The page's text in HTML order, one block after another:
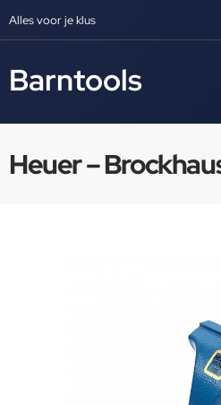
Alles voor je klus
Barntools
Heuer –